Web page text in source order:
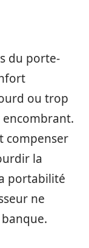
du porte-
ou trop
compenser
la
portabilité
ne